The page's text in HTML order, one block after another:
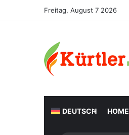
Freitag, August 7 2026
DEUTSCH HOME